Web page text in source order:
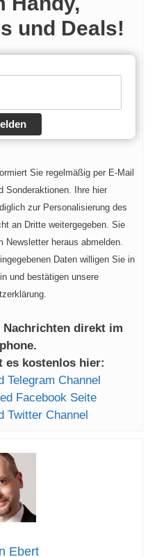
i
d
o
und Deals!
Sie regelmäßig per E-Mail
Sonderaktionen. Ihre hier
zur Personalisierung des
an Dritte weitergegeben. Sie
Newsletter heraus abmelden.
Daten willigen Sie in
und bestätigen unsere
Nachrichten direkt im
es kostenlos hier:
Telegram Channel
Facebook Seite
Twitter Channel
Ebert